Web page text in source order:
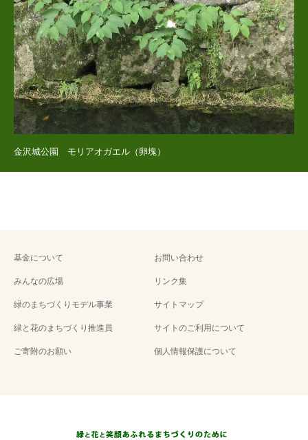
金沢城公園 モリアオガエル（卵塊）
基金について
みんなの広場
緑のまちづくりモデル事業
緑と花のまちづくり推進員
ご寄附のお願い
お問い合わせ
リンク集
サイトマップ
サイトのご利用について
個人情報保護について